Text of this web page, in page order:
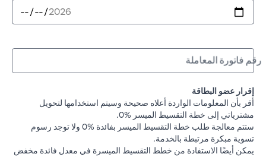
رقم فاتورة المعاملة
إقرار عضو البطاقة
أقر بأن المعلومات الواردة أعلاه صحيحة وسيتم استخدامها لتحويل
مشترياتي إلى خطة التقسيط الميسر %0.
ستتم معالجة طلب خطة التقسيط الميسر بفائدة %0 ولا توجد رسوم
تسوية مبكرة مرتبطة بالخدمة.
يمكن أيضًا الاستفادة من خطط التقسيط الميسرة في معدل فائدة مخفض